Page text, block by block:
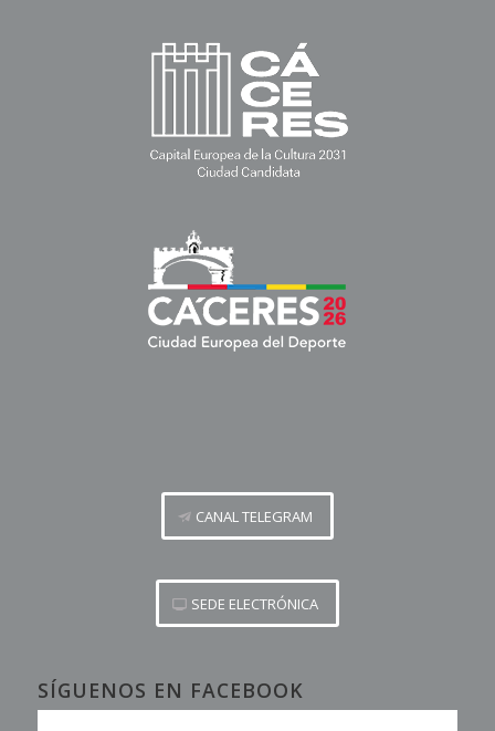
CANAL TELEGRAM
SEDE ELECTRÓNICA
SÍGUENOS EN FACEBOOK